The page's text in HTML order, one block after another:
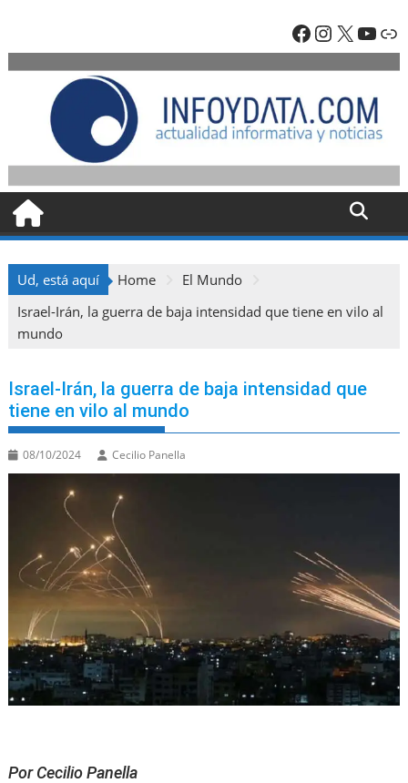
content
Facebook
X
Ud, está aquí Home
El Mundo
Israel-Irán, la guerra de baja intensidad que tiene en vilo al
mundo
Israel-Irán, la guerra de baja intensidad que
tiene en vilo al mundo
08/10/2024 Cecilio Panella
Por Cecilio Panella